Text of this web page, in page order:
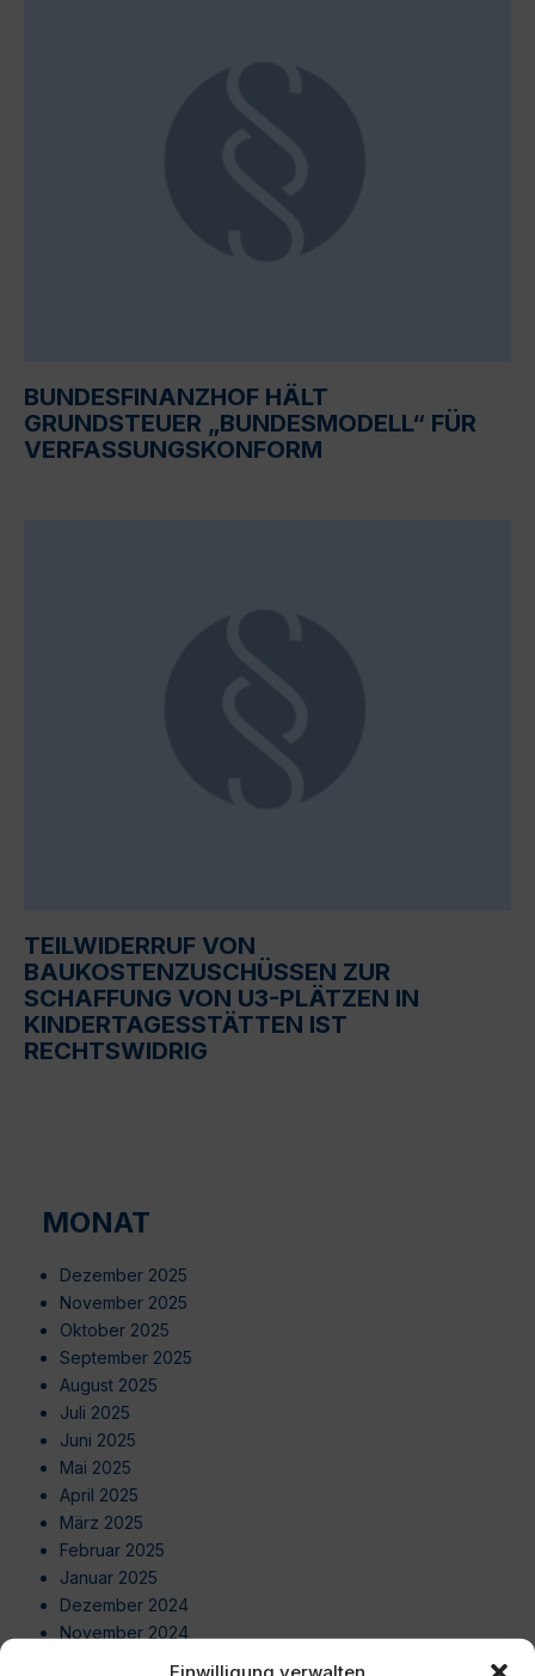
BUNDESFINANZHOF HÄLT
GRUNDSTEUER „BUNDESMODELL“ FÜR
VERFASSUNGSKONFORM
TEILWIDERRUF VON
BAUKOSTENZUSCHÜSSEN ZUR
SCHAFFUNG VON U3-PLÄTZEN IN
KINDERTAGESSTÄTTEN IST
RECHTSWIDRIG
MONAT
Dezember 2025
November 2025
Oktober 2025
September 2025
August 2025
Juli 2025
Juni 2025
Mai 2025
April 2025
März 2025
Februar 2025
Januar 2025
Dezember 2024
November 2024